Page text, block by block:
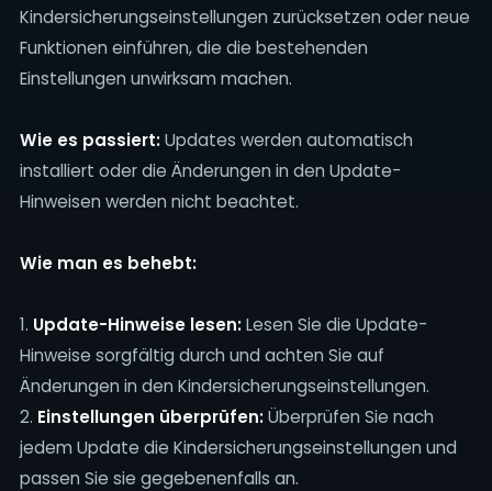
Kindersicherungseinstellungen zurücksetzen oder neue
Funktionen einführen, die die bestehenden
Einstellungen unwirksam machen.
Wie es passiert:Updates werden automatisch
installiert oder die Änderungen in den Update-
Hinweisen werden nicht beachtet.
Wie man es behebt:
1. Update-Hinweise lesen:Lesen Sie die Update-
Hinweise sorgfältig durch und achten Sie auf
Änderungen in den Kindersicherungseinstellungen.
2. Einstellungen überprüfen:Überprüfen Sie nach
jedem Update die Kindersicherungseinstellungen und
passen Sie sie gegebenenfalls an.